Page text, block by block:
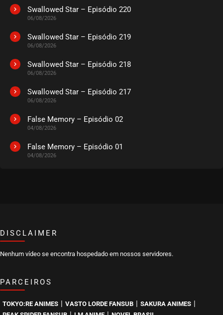
Swallowed Star – Episódio 220
06/08/2026
Swallowed Star – Episódio 219
06/08/2026
Swallowed Star – Episódio 218
06/08/2026
Swallowed Star – Episódio 217
06/08/2026
False Memory – Episódio 02
04/08/2026
False Memory – Episódio 01
04/08/2026
DISCLAIMER
Nenhum vídeo se encontra hospedado em nossos servidores.
PARCEIROS
TOKYO:RE ANIMES VASTO LORDE FANSUB SAKURA ANIMES